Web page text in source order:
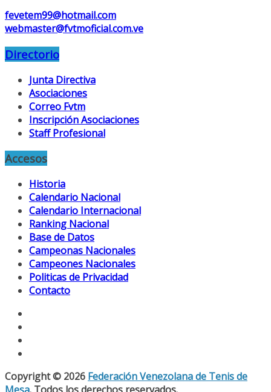
fevetem99@hotmail.com
webmaster@fvtmoficial.com.ve
Directorio
Junta Directiva
Asociaciones
Correo Fvtm
Inscripción Asociaciones
Staff Profesional
Accesos
Historia
Calendario Nacional
Calendario Internacional
Ranking Nacional
Base de Datos
Campeonas Nacionales
Campeones Nacionales
Politicas de Privacidad
Contacto
Copyright © 2026 Federación Venezolana de Tenis de